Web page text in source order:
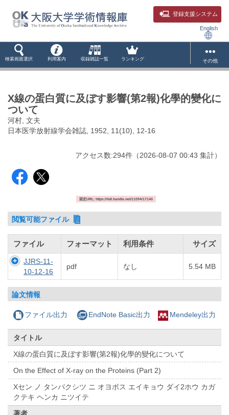
登録支援システム
English
検索画面選択 利用案内 収録雑誌一覧 ランキング その他
X線の蛋白質に及ぼす影響(第2報)化學的變化に
ついて
河村, 文夫
日本医学放射線学会雑誌, 1952, 11(10), 12-16
アクセス数:294件 （2026-08-07 00:43 集計）
固定URL: https://hdl.handle.net/11094/17140
閲覧可能ファイル
ファイル フォーマット 利用条件 サイズ
JJRS-11-
10-12-16
pdf なし 5.54 MB
論文情報
ファイル出力 EndNote Basic出力 Mendeley出力
タイトル
X線の蛋白質に及ぼす影響(第2報)化學的變化について
On the Effect of X-ray on the Proteins (Part 2)
Xセン ノ タンパクシツ ニ オヨボス エイキョウ ダイ2ホウ カガ
クテキ ヘンカ ニツイテ